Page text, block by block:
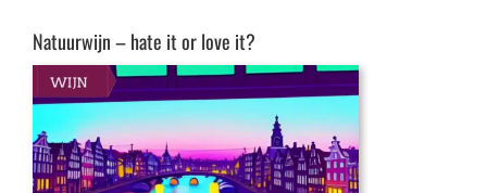
Natuurwijn – hate it or love it?